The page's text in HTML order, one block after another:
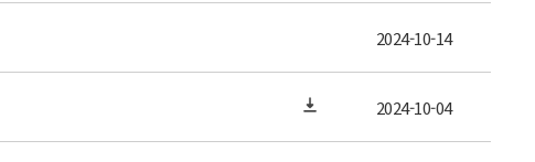
2024-10-14
2024-10-04